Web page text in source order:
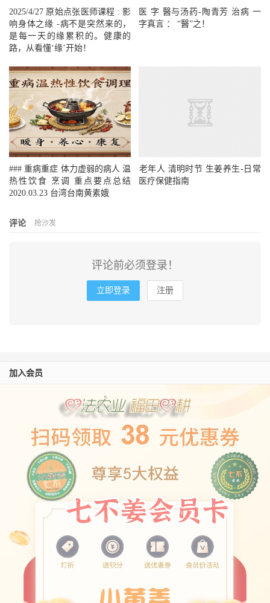
差异。服用方法是少量多次、小口温热
吞服，以使热源的补充源源不断。如果
患者水肿不适合喝浓姜汤，也可改服姜
粉或姜粉泥。
重病患者用姜虽要由少渐增，见效即止，虽
低于常规用量亦可，其后增减则视病情需要而
定，而且只有在经过按推、温敷、温热性饮食、
适当运动、充分休息、良好心态的全面配合，病
情仍无改善，但还能吸收的前提下才允许超量、
体伤及热能不足所致，因此姜仍可继续服用。但
若患者觉得姜太辛辣而不愿服食，可改以姜加西
的最好选择之一。红参常规用虽50克至75克，
上限150克。总之，内热源用量之多寡及其药性
之强弱，皆应以患者能接受吸收、感觉温暖舒服
为最高原则。
须再三强调的是浓姜汤与浓参汤，主要是给
予重病而非轻重症，作为加强日常饮食的热源，
以供身体之急需。当重病患者身体完全康复后，
所需热源只需从合理饮食中摄取，并加强运动即
可。若要当作保健长期服用，则宜改为淡姜汤，
或淡参汤，或淡姜参汤。
2025/4/27 原始点张医师课程 : 影
响身体之缘 -病不是突然来的，
是每一天的缘累积的。健康的
路，从看懂‘缘’开始！
医 字 醫与汤药-陶青芳 治病 一
字真言 ： “醫”之！
### 重病重症 体力虚弱的病人 温
热性饮食 烹调 重点要点总结
2020.03.23 台湾台南黄素娥
​​老年人 清明时节 生姜养生-日常
医疗保健指南
评论 抢沙发
评论前必须登录！
立即登录 注册
加入会员